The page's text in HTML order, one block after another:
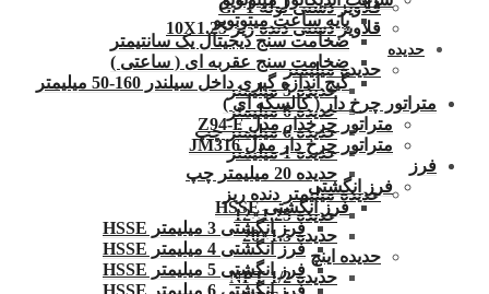
قلاویز دستی لوله 1″.G
قلاویز دستی دنده ریز 10X1.25
حدیده
حدیده میلیمتر
حدیده 5 میلیمتر
حدیده 6 میلیمتر
حدیده 6 میلیمتر چپ
حدیده 1 میلیمتر
حدیده 20 میلیمتر چپ
حدیده میلیمتر دنده ریز
حدیده 1.25×12
حدیده 1.5×20
حدیده اینچ
حدیده 1/2 NPT
پایه ساعت میتوتویو
ضخامت سنج دیجیتال یک سانتیمتر
ضخامت سنج عقربه ای ( ساعتی )
گیج اندازه گیری داخل سیلندر 160-50 میلیمتر
متراتور چرخ دار ( کالسکه ای )
متراتور چرخدار مدل Z94-F
متراتور چرخ دار مدل JM316
فرز
فرز انگشتی
فرز انگشتی HSSE
فرز انگشتی 3 میلیمتر HSSE
فرز انگشتی 4 میلیمتر HSSE
فرز انگشتی 5 میلیمتر HSSE
فرز انگشتی 6 میلیمتر HSSE